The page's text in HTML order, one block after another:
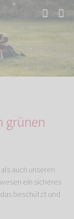
grünen
auch unseren
ein sicheres
beschützt und